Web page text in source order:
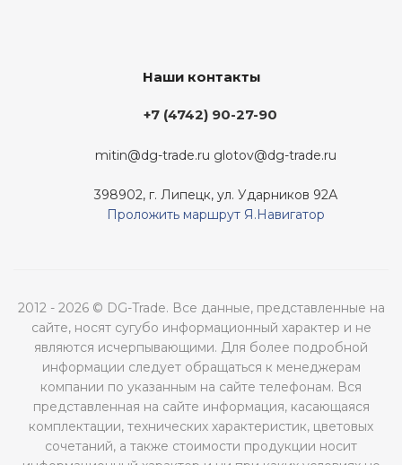
Наши контакты
+7 (4742) 90-27-90
mitin@dg-trade.ru glotov@dg-trade.ru
398902, г. Липецк, ул. Ударников 92А
Проложить маршрут Я.Навигатор
2012 - 2026 © DG-Trade. Все данные, представленные на
сайте, носят сугубо информационный характер и не
являются исчерпывающими. Для более подробной
информации следует обращаться к менеджерам
компании по указанным на сайте телефонам. Вся
представленная на сайте информация, касающаяся
комплектации, технических характеристик, цветовых
сочетаний, а также стоимости продукции носит